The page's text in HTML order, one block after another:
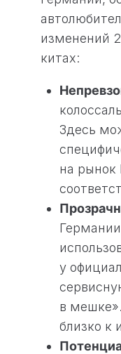
изменений
китах:
Здесь
на рынок
у
в
близко к